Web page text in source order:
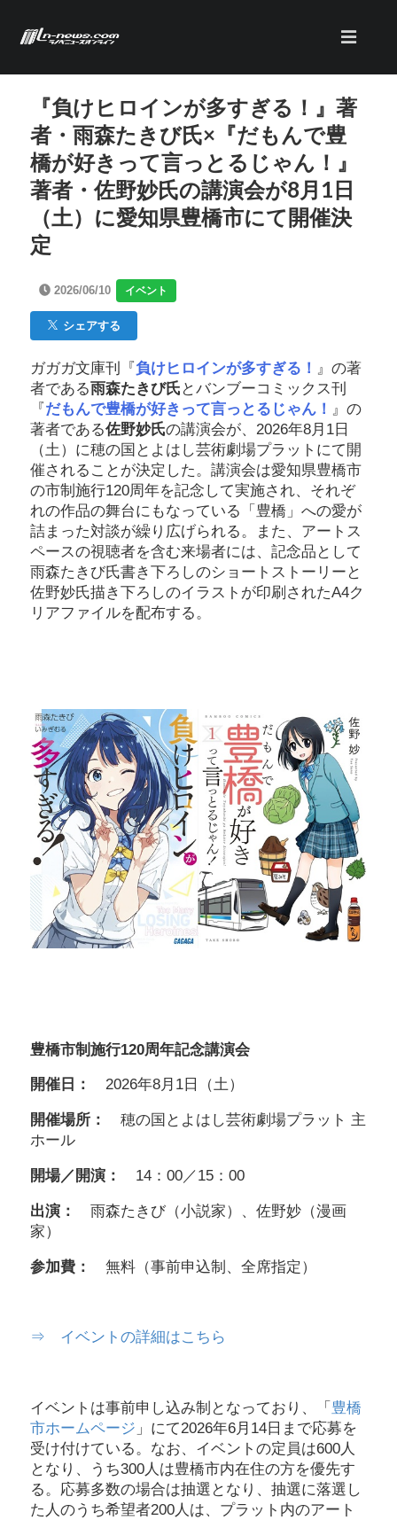
『負けヒロインが多すぎる！』著
者・雨森たきび氏×『だもんで豊
橋が好きって言っとるじゃん！』
著者・佐野妙氏の講演会が8月1日
（土）に愛知県豊橋市にて開催決
定
2026/06/10 イベント
シェアする
ガガガ文庫刊『 負けヒロインが多すぎる！ 』の著
者である雨森たきび氏 とバンブーコミックス刊
『 だもんで豊橋が好きって言っとるじゃん！ 』の
著者である佐野妙氏の講演会が、2026年8月1日
（土）に穂の国とよはし芸術劇場プラットにて開
催されることが決定した。講演会は愛知県豊橋市
の市制施行120周年を記念して実施され、それぞ
れの作品の舞台にもなっている「豊橋」への愛が
詰まった対談が繰り広げられる。また、アートス
ペースの視聴者を含む来場者には、記念品として
雨森たきび氏書き下ろしのショートストーリーと
佐野妙氏描き下ろしのイラストが印刷されたA4ク
リアファイルを配布する。
豊橋市制施行120周年記念講演会
開催日： 2026年8月1日（土）
開催場所：
穂の国とよはし芸術劇場プラット 主
ホール
開場／開演： 14：00／15：00
出演： 雨森たきび（小説家）、佐野妙（漫画
家）
参加費： 無料（事前申込制、全席指定）
⇒ イベントの詳細はこちら
イベントは事前申し込み制となっており、「 豊橋
市ホームページ 」にて2026年6月14日まで応募を
受け付けている。なお、イベントの定員は600人
となり、うち300人は豊橋市内在住の方を優先す
る。応募多数の場合は抽選となり、抽選に落選し
た人のうち希望者200人は、プラット内のアート